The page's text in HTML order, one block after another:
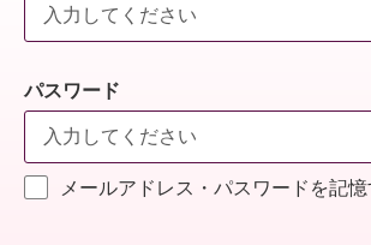
パスワード
メールアドレス・パスワードを記憶